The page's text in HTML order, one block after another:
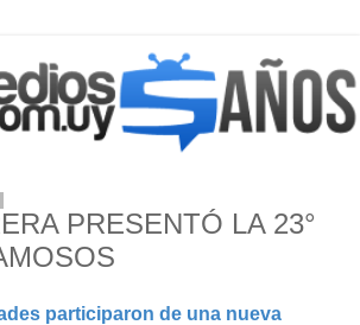
PRESENTÓ LA 23°
participaron de una nueva